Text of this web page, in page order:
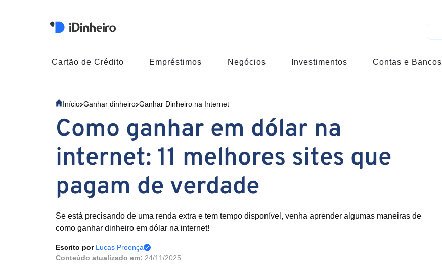
Cartão de Crédito Empréstimos Negócios Investimentos Contas e Bancos
Início Ganhar dinheiro Ganhar Dinheiro na Internet
Como ganhar em dólar na
internet: 11 melhores sites que
pagam de verdade
Se está precisando de uma renda extra e tem tempo disponível, venha aprender algumas maneiras de
como ganhar dinheiro em dólar na internet!
Escrito por Lucas Proença
Conteúdo atualizado em: 24/11/2025